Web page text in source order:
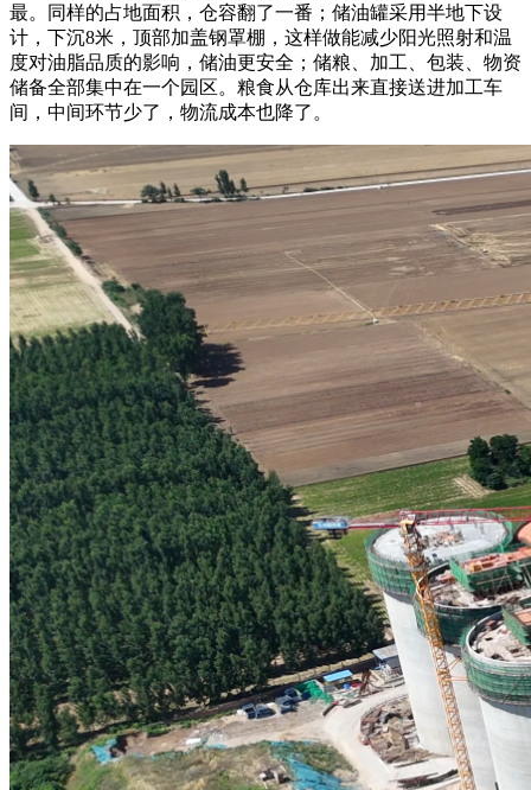
最。同样的占地面积，仓容翻了一番；储油罐采用半地下设
计，下沉8米，顶部加盖钢罩棚，这样做能减少阳光照射和温
度对油脂品质的影响，储油更安全；储粮、加工、包装、物资
储备全部集中在一个园区。粮食从仓库出来直接送进加工车
间，中间环节少了，物流成本也降了。